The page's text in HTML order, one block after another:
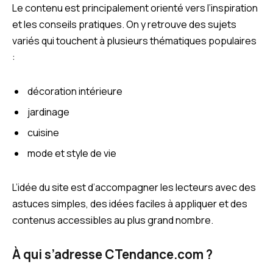
Le contenu est principalement orienté vers l’inspiration
et les conseils pratiques. On y retrouve des sujets
variés qui touchent à plusieurs thématiques populaires
:
décoration intérieure
jardinage
cuisine
mode et style de vie
L’idée du site est d’accompagner les lecteurs avec des
astuces simples, des idées faciles à appliquer et des
contenus accessibles au plus grand nombre.
À qui s’adresse CTendance.com ?